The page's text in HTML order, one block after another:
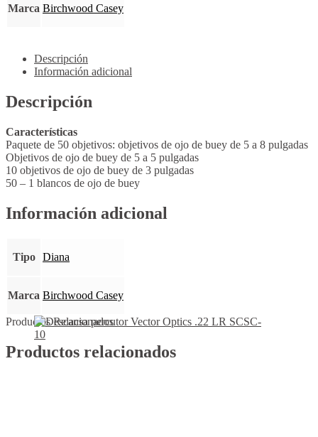
Marca Birchwood Casey
Descripción
Información adicional
Descripción
Características
Paquete de 50 objetivos: objetivos de ojo de buey de 5 a 8 pulgadas
Objetivos de ojo de buey de 5 a 5 pulgadas
10 objetivos de ojo de buey de 3 pulgadas
50 – 1 blancos de ojo de buey
Información adicional
Tipo Diana
Marca Birchwood Casey
Productos Relacionados
Productos relacionados